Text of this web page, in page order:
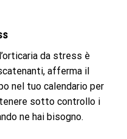
da stress è
afferma il
nel tuo calendario per
sotto controllo i
ne hai bisogno.